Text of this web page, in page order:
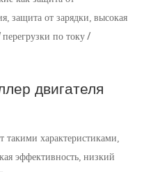
защита от зарядки, высокая
по току /
двигателя
такими характеристиками,
эффективность, низкий